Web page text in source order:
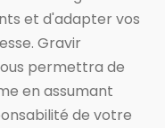
et d'adapter vos
Gravir
permettra de
en assumant
de votre